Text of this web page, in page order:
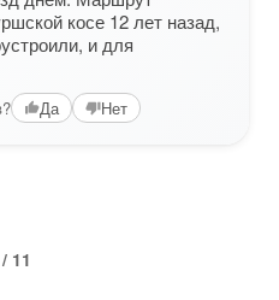
косе 12 лет назад,
и для
Да Нет
11